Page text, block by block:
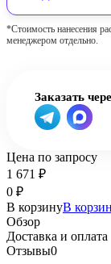
*Стоимость нанесения
менеджером отдельно.
Заказать
Цена по запросу
1 671 ₽
0 ₽
В корзинуВ
Обзор
Доставка и оплата
Отзывы0